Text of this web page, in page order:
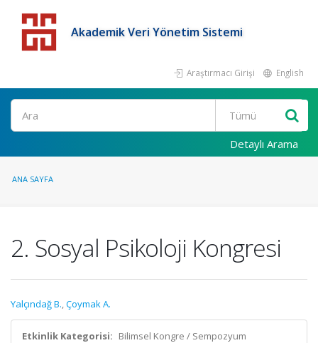
Akademik Veri Yönetim Sistemi
Araştırmacı Girişi English
Detaylı Arama
ANA SAYFA
2. Sosyal Psikoloji Kongresi
Yalçındağ B.,Çoymak A.
Etkinlik Kategorisi: Bilimsel Kongre / Sempozyum